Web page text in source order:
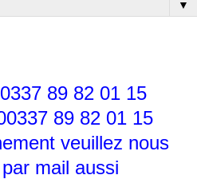
▼
89 82 01 15
89 82 01 15
veuillez nous
mail aussi